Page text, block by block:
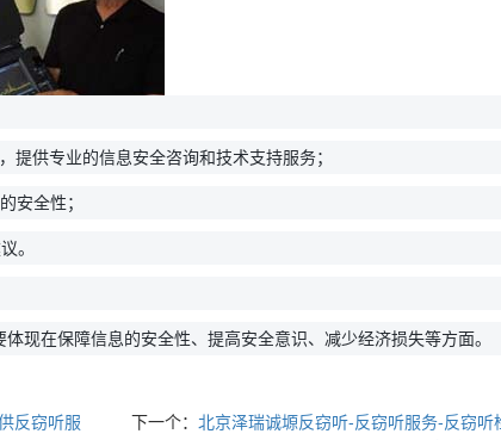
供专业的信息安全咨询和技术支持服务；
安全性；
。
现在保障信息的安全性、提高安全意识、减少经济损失等方面。
反窃听服
下一个： 北京泽瑞诚塬反窃听-反窃听服务-反窃